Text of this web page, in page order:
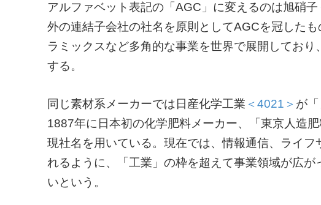
アルファベット表記の「AGC」に変えるのは旭硝子
外の連結子会社の社名を原則としてAGCを冠した
ラミックスなど多角的な事業を世界で展開してお
する。
同じ素材系メーカーでは日産化学工業 ＜4021＞ が
1887年に日本初の化学肥料メーカー、「東京人造
現社名を用いている。現在では、情報通信、ライ
れるように、「工業」の枠を超えて事業領域が広
いという。